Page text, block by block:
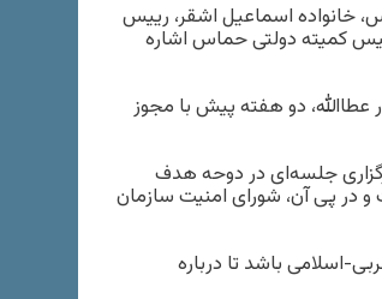
خانواده اسماعیل اشقر، رییس
کمیته دولتی حماس اشاره
عطاالله، دو هفته پیش با مجوز
جلسه‌ای در دوحه هدف
و در پی آن، شورای امنیت سازمان
عربی-اسلامی باشد تا درباره